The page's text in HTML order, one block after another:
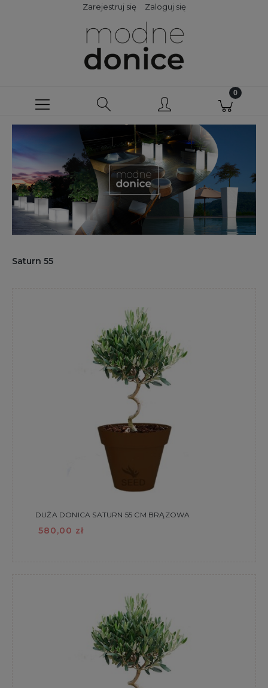
Zarejestruj się Zaloguj się
Saturn 55
DUŻA DONICA SATURN 55 CM BRĄZOWA
580,00 zł